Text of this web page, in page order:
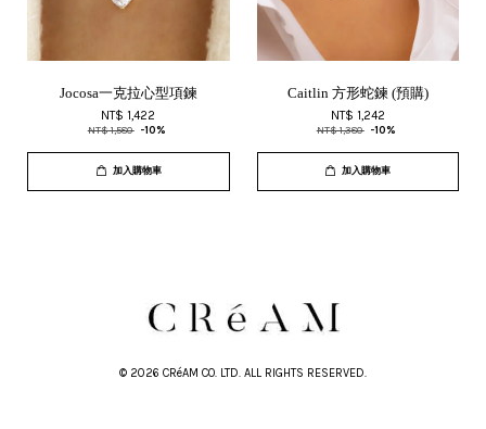
Jocosa一克拉心型項鍊
NT$ 1,422
NT$ 1,580 -10%
加入購物車
Caitlin 方形蛇鍊 (預購)
NT$ 1,242
NT$ 1,380 -10%
加入購物車
© 2026 CRéAM CO. LTD. ALL RIGHTS RESERVED.